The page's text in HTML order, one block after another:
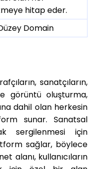
hitap eder.
Domain
sanatçıların,
görüntü oluşturma,
dahil olan herkesin
sunar. Sanatsal
sergilenmesi için
sağlar, böylece
alanı, kullanıcıların